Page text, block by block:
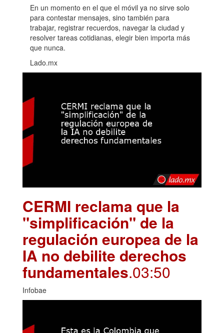
En un momento en el que el móvil ya no sirve solo
para contestar mensajes, sino también para
trabajar, registrar recuerdos, navegar la ciudad y
resolver tareas cotidianas, elegir bien importa más
que nunca.
Lado.mx
CERMI reclama que la
"simplificación" de la
regulación europea de la
IA no debilite derechos
fundamentales.03:50
Infobae